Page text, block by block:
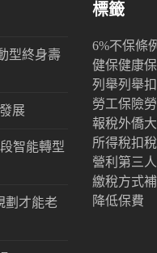
型終身壽
展
智能轉型
劃才能老
標籤
6%不保條例
健保健康
列舉列舉
勞工保險
報稅外僑
所得稅扣稅
營利 第三
繳稅方式
降低保費